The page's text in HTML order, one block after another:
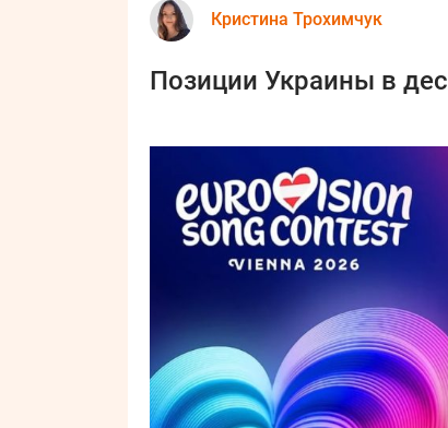
Кристина Трохимчук
Позиции Украины в